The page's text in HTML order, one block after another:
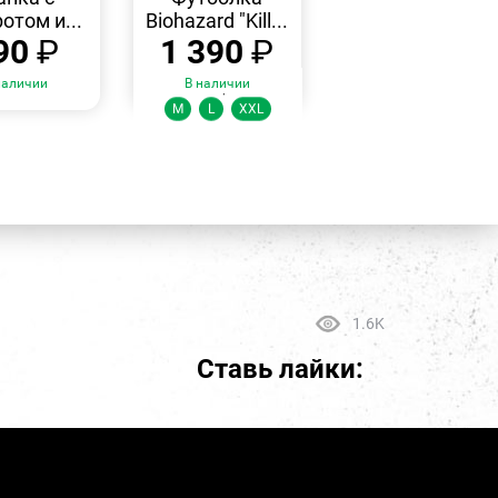
и...
₽
Biohazard "Kill...
1 390₽
В наличии
Размеры:
M L XXL
1.6K
Ставь лайки: